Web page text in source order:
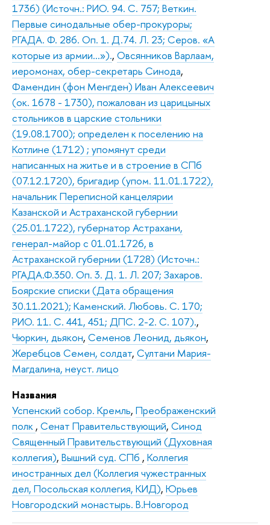
1736) (Источн.: РИО. 94. С. 757; Веткин.
Первые синодальные обер-прокуроры;
РГАДА. Ф. 286. Оп. 1. Д.74. Л. 23; Серов. «А
которые из армии…»)., Овсянников Варлаам,
иеромонах, обер-секретарь Синода,
Фамендин (фон Менгден) Иван Алексеевич
(ок. 1678 - 1730), пожалован из царицыных
стольников в царские стольники
(19.08.1700); определен к поселению на
Котлине (1712) ; упомянут среди
написанных на житье и в строение в СПб
(07.12.1720), бригадир (упом. 11.01.1722),
начальник Переписной канцелярии
Казанской и Астраханской губернии
(25.01.1722), губернатор Астрахани,
генерал-майор с 01.01.1726, в
Астраханской губернии (1728) (Источн.:
РГАДА.Ф.350. Оп. 3. Д. 1. Л. 207; Захаров.
Боярские списки (Дата обращения
30.11.2021); Каменский. Любовь. С. 170;
РИО. 11. С. 441, 451; ДПС. 2-2. С. 107).,
Чюркин, дьякон, Семенов Леонид, дьякон,
Жеребцов Семен, солдат, Султани Мария-
Магдалина, неуст. лицо
Названия
Успенский собор. Кремль, Преображенский
полк , Сенат Правительствующий, Синод
Священный Правительствующий (Духовная
коллегия), Вышний суд. СПб , Коллегия
иностранных дел (Коллегия чужестранных
дел, Посольская коллегия, КИД), Юрьев
Новгородский монастырь. В.Новгород